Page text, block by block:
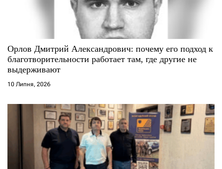
Орлов Дмитрий Александрович: почему его подход к
благотворительности работает там, где другие не
выдерживают
10 Липня, 2026